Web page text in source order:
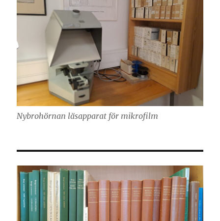
Nybrohörnan läsapparat för mikrofilm